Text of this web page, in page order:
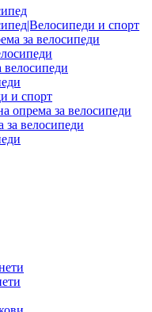
и спорт
за велосипеди
велосипеди
и спорт
опрема за велосипеди
за велосипеди